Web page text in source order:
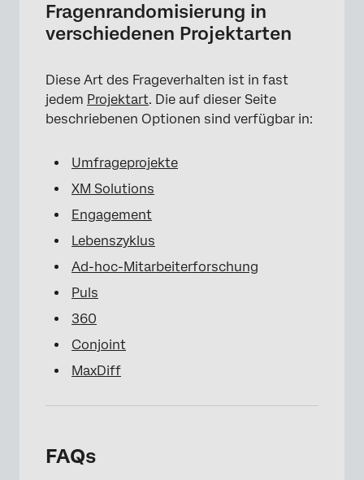
Fragenrandomisierung in
verschiedenen Projektarten
Diese Art des Frageverhalten ist in fast
jedem Projektart. Die auf dieser Seite
beschriebenen Optionen sind verfügbar in:
Umfrageprojekte
XM Solutions
Engagement
Lebenszyklus
Ad-hoc-Mitarbeiterforschung
Puls
360
Conjoint
MaxDiff
FAQs